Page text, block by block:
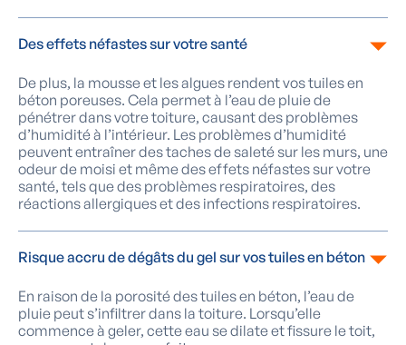
Des effets néfastes sur votre santé
De plus, la mousse et les algues rendent vos tuiles en
béton poreuses. Cela permet à l’eau de pluie de
pénétrer dans votre toiture, causant des problèmes
d’humidité à l’intérieur. Les problèmes d’humidité
peuvent entraîner des taches de saleté sur les murs, une
odeur de moisi et même des effets néfastes sur votre
santé, tels que des problèmes respiratoires, des
réactions allergiques et des infections respiratoires.
Risque accru de dégâts du gel sur vos tuiles en béton
En raison de la porosité des tuiles en béton, l’eau de
pluie peut s’infiltrer dans la toiture. Lorsqu’elle
commence à geler, cette eau se dilate et fissure le toit,